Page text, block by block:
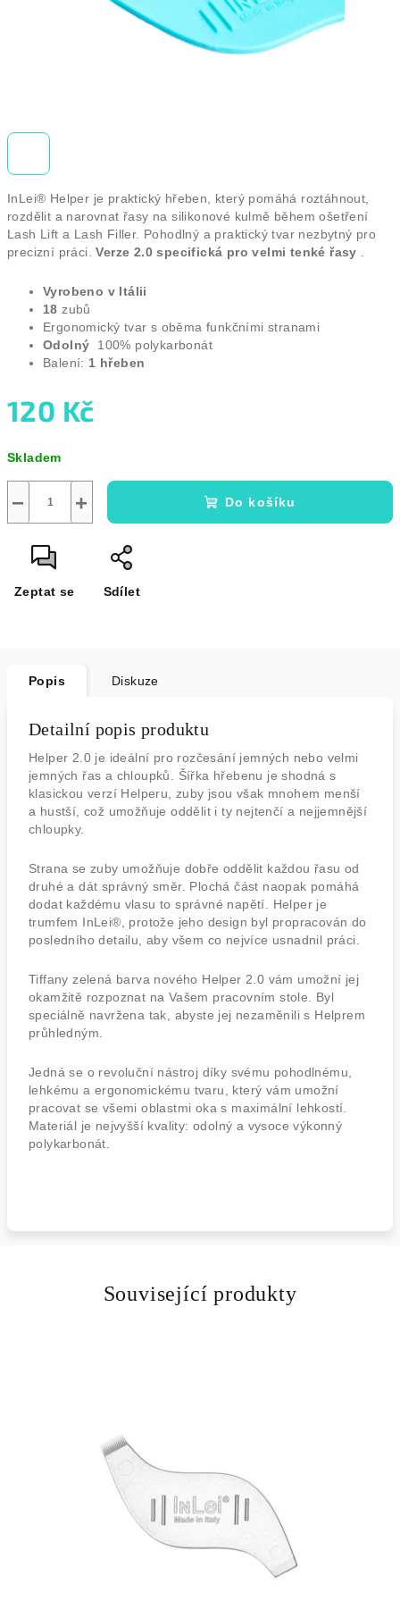
InLei® Helper je praktický hřeben, který pomáhá roztáhnout,
rozdělit a narovnat řasy na silikonové kulmě během ošetření
Lash Lift a Lash Filler. Pohodlný a praktický tvar nezbytný pro
precizní práci. Verze 2.0 specifická pro velmi tenké řasy
Vyrobeno v Itálii
18 zubů
Ergonomický tvar s oběma funkčními stranami
Odolný
100% polykarbonát
Balení: 1 hřeben
120 Kč
cena:
Skladem
+
− Do košíku
Zeptat se Sdílet
Popis Diskuze
Detailní popis produktu
Helper 2.0 je ideální pro rozčesání jemných nebo velmi
jemných řas a chloupků. Šířka hřebenu je shodná s
klasickou verzí Helperu, zuby jsou však mnohem menší
a hustší, což umožňuje oddělit i ty nejtenčí a nejjemnější
chloupky.
Strana se zuby umožňuje dobře oddělit každou řasu od
druhé a dát správný směr. Plochá část naopak pomáhá
dodat každému vlasu to správné napětí. Helper je
trumfem InLei®, protože jeho design byl propracován do
posledního detailu, aby všem co nejvíce usnadnil práci.
Tiffany zelená barva nového Helper 2.0 vám umožní jej
okamžitě rozpoznat na Vašem pracovním stole. Byl
speciálně navržena tak, abyste jej nezaměnili s Helprem
průhledným.
Jedná se o revoluční nástroj díky svému pohodlnému,
lehkému a ergonomickému tvaru, který vám umožní
pracovat se všemi oblastmi oka s maximální lehkostí.
Materiál je nejvyšší kvality: odolný a vysoce výkonný
polykarbonát.
Související produkty